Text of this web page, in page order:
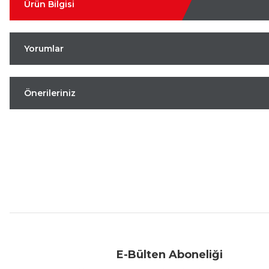
Ürün Bilgisi
Yorumlar
Önerileriniz
E-Bülten Aboneliği